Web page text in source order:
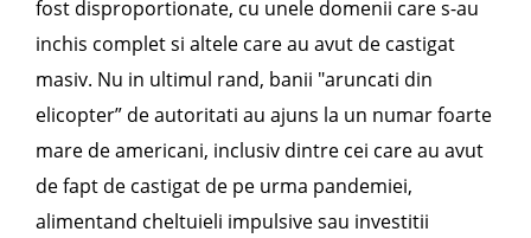
fost disproportionate, cu unele domenii care s-au
inchis complet si altele care au avut de castigat
masiv. Nu in ultimul rand, banii "aruncati din
elicopter” de autoritati au ajuns la un numar foarte
mare de americani, inclusiv dintre cei care au avut
de fapt de castigat de pe urma pandemiei,
alimentand cheltuieli impulsive sau investitii